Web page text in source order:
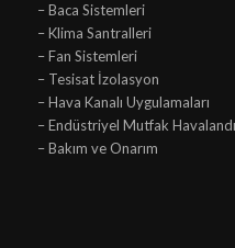
– Baca Sistemleri
– Klima Santralleri
– Fan Sistemleri
– Tesisat İzolasyon
– Hava Kanalı Uygulamaları
– Endüstriyel Mutfak
– Bakım ve Onarım